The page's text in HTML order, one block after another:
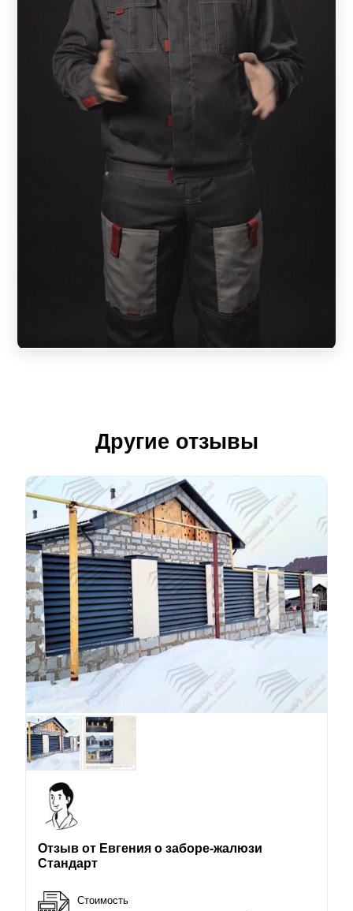
Другие отзывы
Отзыв от Евгения о заборе-жалюзи
Стандарт
Стоимость